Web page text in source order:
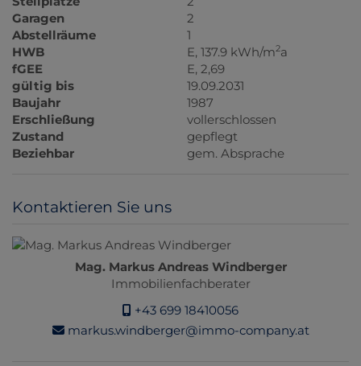
Garagen
2
Abstellräume
1
HWB
E, 137.9 kWh/m2a
fGEE
E, 2,69
gültig bis
19.09.2031
Baujahr
1987
Erschließung
vollerschlossen
Zustand
gepflegt
Beziehbar
gem. Absprache
Kontaktieren Sie uns
Mag. Markus Andreas Windberger
Immobilienfachberater
+43 699 18410056
markus.windberger@immo-company.at